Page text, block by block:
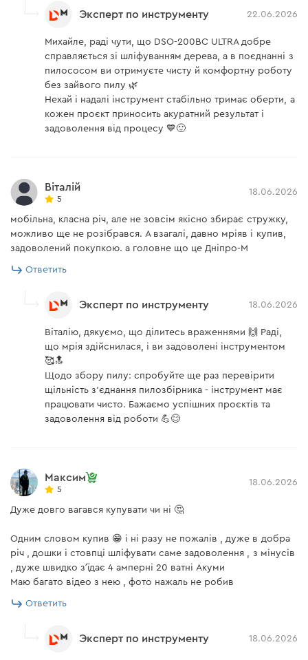
Время автономной работы в зависимости от АКБ (круг
шлифовальный самозацепной P60 - материал фанера):
BP-220 (2 А⋅ч) — 12 мин
BP-240 (4 А⋅ч) — 23 мин
BP-260 (6 А⋅ч) — 34 мин
Эксперт по инструменту 22.06.2026
Михайле, раді чути, що DSO-200BC ULTRA добре
справляється зі шліфуванням дерева, а в поєднанні з
пилососом ви отримуєте чисту й комфортну роботу
без зайвого пилу 🌿
Нехай і надалі інструмент стабільно тримає оберти, а
кожен проєкт приносить акуратний результат і
задоволення від процесу 💙🙂
Віталій
5
18.06.2026
мобільна, класна річ, але не зовсім якісно збирає стружку,
можливо ще не розібрався. А взагалі, давно мріяв і купив,
задоволений покупкою. а головне що це Дніпро-М
Ответить
Эксперт по инструменту 18.06.2026
Віталію, дякуємо, що ділитесь враженнями 🙌 Раді,
що мрія здійснилася, і ви задоволені інструментом
🥰🔝
Щодо збору пилу: спробуйте ще раз перевірити
щільність з'єднання пилозбірника - інструмент має
працювати чисто. Бажаємо успішних проєктів та
задоволення від роботи 💪😊
Максим
5
18.06.2026
Дуже довго вагався купувати чи ні 🤔
Одним словом купив 😁 і ні разу не пожалів , дуже в добра
річ , дошки і стовпці шліфувати саме задоволення , з мінусів
, дуже швидко зʼїдає 4 амперні 20 ватні Акуми
Маю багато відео з нею , фото нажаль не робив
Ответить
Эксперт по инструменту 18.06.2026